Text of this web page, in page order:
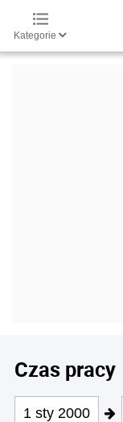
Kategorie
Czas pracy
1 sty 2000